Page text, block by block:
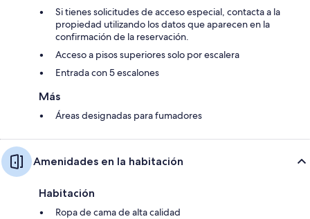
Si tienes solicitudes de acceso especial, contacta a la
propiedad utilizando los datos que aparecen en la
confirmación de la reservación.
Acceso a pisos superiores solo por escalera
Entrada con 5 escalones
Más
Áreas designadas para fumadores
Amenidades en la habitación
Habitación
Ropa de cama de alta calidad